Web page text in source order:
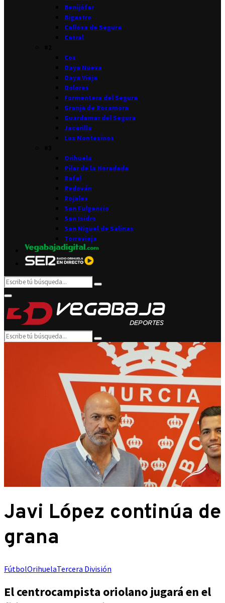
Benijófar
Bigastro
Callosa de Segura
Catral
Cox
Daya Nueva
Daya Vieja
Dolores
Formentera del Segura
Granja de Rocamora
Guardamar del Segura
Jacarilla
Los Montesinos
Orihuela
Pilar de la Horadada
Rafal
Redován
Rojales
San Fulgencio
San Isidro
San Miguel de Salinas
Torrevieja
Search
for:
Search
Primary
Menu
Search
for:
Search
Javi López continúa de
grana
FútbolOrihuelaTercera División
El centrocampista oriolano jugará en el